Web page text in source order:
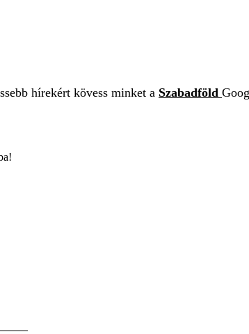
hírekért kövess minket a Szabadföld